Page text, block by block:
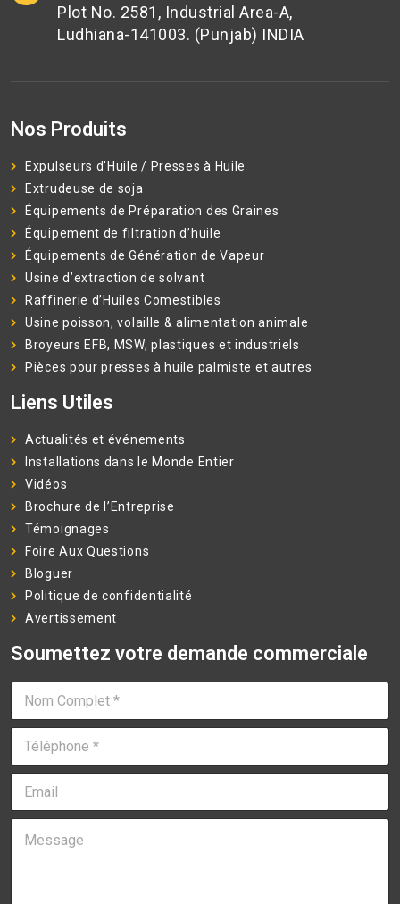
Plot No. 2581, Industrial Area-A,
Ludhiana-141003. (Punjab) INDIA
Nos Produits
Expulseurs d’Huile / Presses à Huile
Extrudeuse de soja
Équipements de Préparation des Graines
Équipement de filtration d’huile
Équipements de Génération de Vapeur
Usine d’extraction de solvant
Raffinerie d’Huiles Comestibles
Usine poisson, volaille & alimentation animale
Broyeurs EFB, MSW, plastiques et industriels
Pièces pour presses à huile palmiste et autres
Liens Utiles
Actualités et événements
Installations dans le Monde Entier
Vidéos
Brochure de l’Entreprise
Témoignages
Foire Aux Questions
Bloguer
Politique de confidentialité
Avertissement
Soumettez votre demande commerciale
N
m
m
l
e
T
l
h
E
a
M